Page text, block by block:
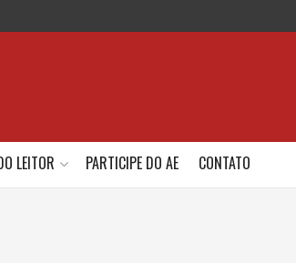
LEITOR PARTICIPE DO AE CONTATO